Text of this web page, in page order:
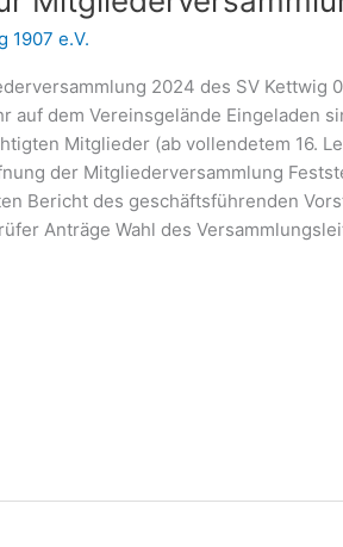
1907 e.V.
2024 des SV Kettwig
auf dem Vereinsgelände Eingeladen
Mitglieder (ab vollendetem 16.
der Mitgliederversammlung
Bericht des geschäftsführenden
Anträge Wahl des